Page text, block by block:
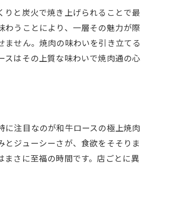
と炭火で焼き上げられることで最
うことにより、一層その魅力が際
せん。焼肉の味わいを引き立てる
スはその上質な味わいで焼肉通の心
注目なのが和牛ロースの極上焼肉
ジューシーさが、食欲をそそりま
さに至福の時間です。店ごとに異